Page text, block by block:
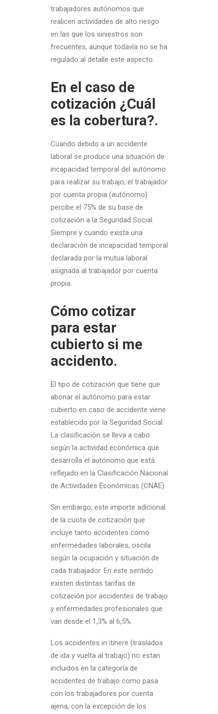
trabajadores autónomos que
realicen actividades de alto riesgo
en las que los siniestros son
frecuentes, aunque todavía no se ha
regulado al detalle este aspecto.
En el caso de
cotización ¿Cuál
es la cobertura?.
Cuando debido a un accidente
laboral se produce una situación de
incapacidad temporal del autónomo
para realizar su trabajo, el trabajador
por cuenta propia (autónomo)
percibe el 75% de su base de
cotización a la Seguridad Social.
Siempre y cuando exista una
declaración de incapacidad temporal
declarada por la mutua laboral
asignada al trabajador por cuenta
propia.
Cómo cotizar
para estar
cubierto si me
accidento.
El tipo de cotización que tiene que
abonar el autónomo para estar
cubierto en caso de accidente viene
establecido por la Seguridad Social.
La clasificación se lleva a cabo
según la actividad económica que
desarrolla el autónomo que está
reflejado en la Clasificación Nacional
de Actividades Económicas (CNAE).
Sin embargo, este importe adicional
de la cuota de cotización que
incluye tanto accidentes como
enfermedades laborales, oscila
según la ocupación y situación de
cada trabajador. En este sentido
existen distintas tarifas de
cotización por accidentes de trabajo
y enfermedades profesionales que
van desde el 1,3% al 6,5%.
Los accidentes in itinere (traslados
de ida y vuelta al trabajo) no estan
incluidos en la categoría de
accidentes de trabajo como pasa
con los trabajadores por cuenta
ajena, con la excepción de los